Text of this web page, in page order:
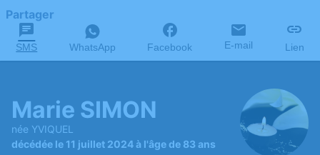
Partager
SMS WhatsApp Facebook E-mail Lien
Marie SIMON
née YVIQUEL
décédée le 11 juillet 2024 à l'âge de 83 ans